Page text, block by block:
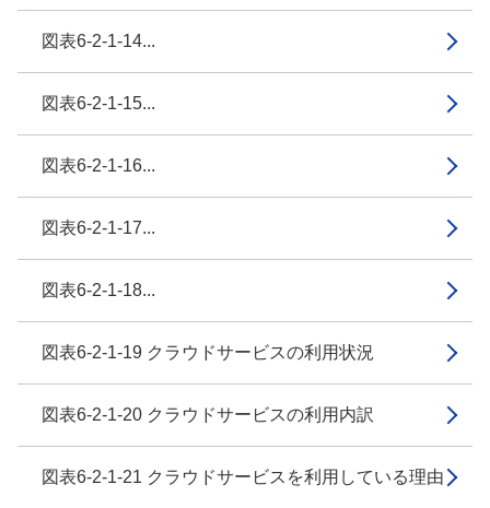
図表6-2-1-14...
図表6-2-1-15...
図表6-2-1-16...
図表6-2-1-17...
図表6-2-1-18...
図表6-2-1-19 クラウドサービスの利用状況
図表6-2-1-20 クラウドサービスの利用内訳
図表6-2-1-21 クラウドサービスを利用している理由